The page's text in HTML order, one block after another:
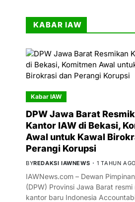
KABAR IAW
Kabar IAW
DPW Jawa Barat
Kantor IAW di Bekasi,
Awal untuk Kawal
Perangi Korupsi
BYREDAKSI IAWNEWS 1 TAHUN AGO
IAWNews.com – Dewan
(DPW) Provinsi Jawa Barat resmi
kantor baru Indonesia